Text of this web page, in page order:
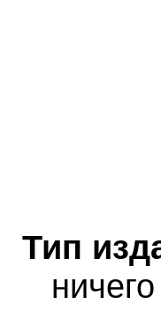
Тип